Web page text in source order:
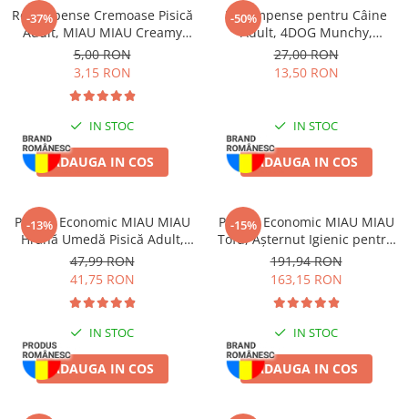
-37%
Recompense Cremoase Pisică
Adult, MIAU MIAU Creamy
Snacks, Pui, 4x15g
5,00 RON
3,15 RON
IN STOC
ADAUGA IN COS
-50%
Recompense pentru Câine
Adult, 4DOG Munchy,
Batoane, Vită, 12.5cm, 100
bucăți
27,00 RON
13,50 RON
IN STOC
ADAUGA IN COS
-13%
Pachet Economic MIAU MIAU
Hrană Umedă Pisică Adult,
Sterilizată, Pui în sos, 24x100g
47,99 RON
41,75 RON
IN STOC
ADAUGA IN COS
-15%
Pachet Economic MIAU MIAU
Tofu, Așternut Igienic pentru
Pisică, Baby Powder, 6x6L
191,94 RON
163,15 RON
IN STOC
ADAUGA IN COS